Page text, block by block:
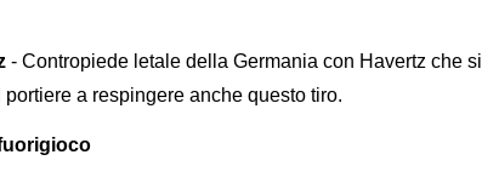
- Contropiede letale della Germania con Havertz che si
a respingere anche questo tiro.